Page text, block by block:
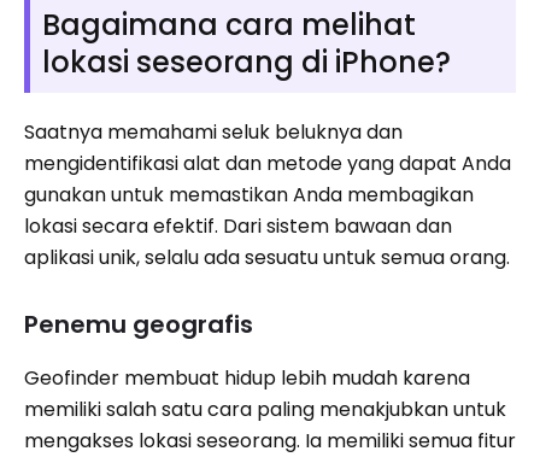
Bagaimana cara melihat
lokasi seseorang di iPhone?
Saatnya memahami seluk beluknya dan
mengidentifikasi alat dan metode yang dapat Anda
gunakan untuk memastikan Anda membagikan
lokasi secara efektif. Dari sistem bawaan dan
aplikasi unik, selalu ada sesuatu untuk semua orang.
Penemu geografis
Geofinder membuat hidup lebih mudah karena
memiliki salah satu cara paling menakjubkan untuk
mengakses lokasi seseorang. Ia memiliki semua fitur